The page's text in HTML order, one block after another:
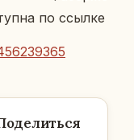
по ссылке